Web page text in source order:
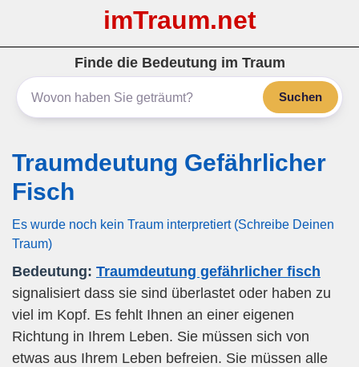
imTraum.net
Finde die Bedeutung im Traum
Suchen
Traumdeutung Gefährlicher
Fisch
Es wurde noch kein Traum interpretiert (Schreibe Deinen
Traum)
Bedeutung: Traumdeutung gefährlicher fisch
signalisiert dass sie sind überlastet oder haben zu
viel im Kopf. Es fehlt Ihnen an einer eigenen
Richtung in Ihrem Leben. Sie müssen sich von
etwas aus Ihrem Leben befreien. Sie müssen alle